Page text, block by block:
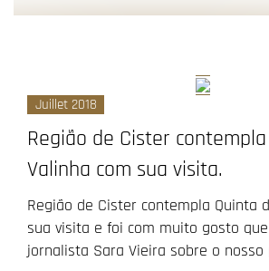
Juillet 2018
Região de Cister
Valinha com sua visita.
Região de Cister contempla Quinta
sua visita e foi com muito gosto
jornalista Sara Vieira sobre o nosso